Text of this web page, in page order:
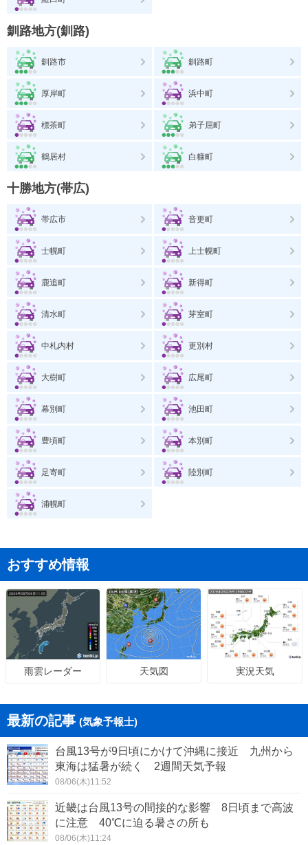
釧路地方(釧路)
釧路市 釧路町
厚岸町 浜中町
標茶町 弟子屈町
鶴居村 白糠町
十勝地方(帯広)
帯広市 音更町
士幌町 上士幌町
鹿追町 新得町
清水町 芽室町
中札内村 更別村
大樹町 広尾町
幕別町 池田町
豊頃町 本別町
足寄町 陸別町
浦幌町
おすすめ情報
雨雲レーダー 天気図 実況天気
最新の記事 (気象予報士)
台風13号が9日頃にかけて沖縄に接近 九州から
東海は猛暑が続く 2週間天気予報
08/06(木)11:52
近畿は台風13号の間接的な影響 8日頃まで高波
に注意 40℃に迫る暑さの所も
08/06(木)11:24